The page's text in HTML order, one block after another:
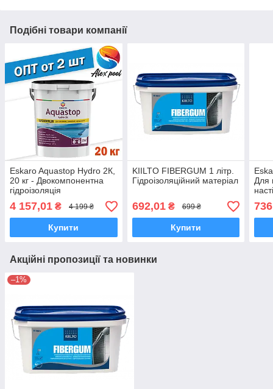
Подібні товари компанії
Eskaro Aquastop Hydro 2К,
20 кг - Двокомпонентна
гідроізоляція
4 157,01 ₴ 4 199 ₴
Купити
KIILTO FIBERGUM 1 літр.
Гідроізоляційний матеріал
692,01₴ 699 ₴
Купити
Для
Акційні пропозиції та новинки
–1%